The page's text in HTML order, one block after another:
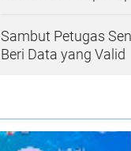
Sambut Petugas
Beri Data yang Valid